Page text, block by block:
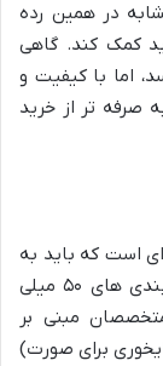
در همین رده
کمک کند. گاهی
اما با کیفیت و
صرفه تر از خرید
است که باید به
آن توجه داشت. اکثر ضد آفتاب ها در بسته بندی های ۵۰ میلی
مبنی بر
برای صورت)